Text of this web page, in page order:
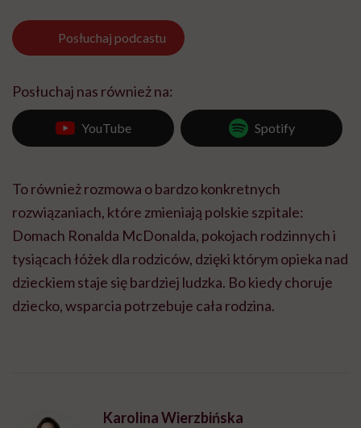
Posłuchaj podcastu
Posłuchaj nas również na:
YouTube Spotify
To również rozmowa o bardzo konkretnych
rozwiązaniach, które zmieniają polskie szpitale:
Domach Ronalda McDonalda, pokojach rodzinnych i
tysiącach łóżek dla rodziców, dzięki którym opieka nad
dzieckiem staje się bardziej ludzka. Bo kiedy choruje
dziecko, wsparcia potrzebuje cała rodzina.
Karolina Wierzbińska